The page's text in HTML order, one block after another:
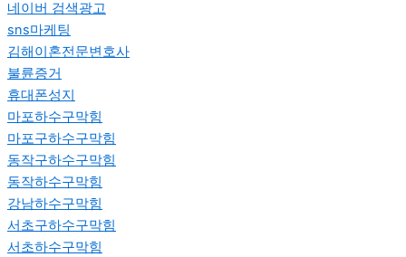
네이버 검색광고
sns마케팅
김해이혼전문변호사
불륜증거
휴대폰성지
마포하수구막힘
마포구하수구막힘
동작구하수구막힘
동작하수구막힘
강남하수구막힘
서초구하수구막힘
서초하수구막힘